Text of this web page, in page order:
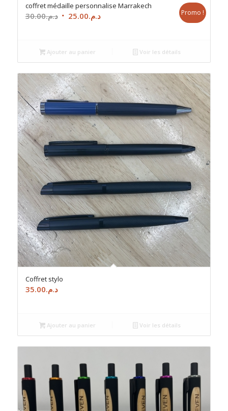
coffret médaille personnalise Marrakech
د.م.30.00
Le
était :
د.م.30.00.
د.م.25.00
Le
د.م.25.00.
Promo !
Ajouter au panier Voir les détails
Coffret stylo
د.م.35.00
Ajouter au panier Voir les détails